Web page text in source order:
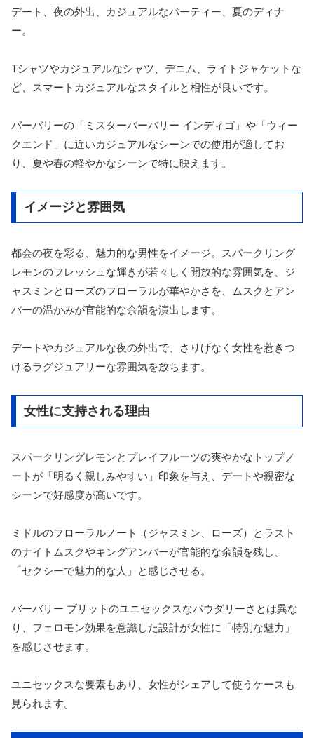
デート、夜の外出、カジュアルなパーティー、夏のディナ
ー。
Tシャツやカジュアルなシャツ、デニム、ライトジャケットな
ど、スマートカジュアルなスタイルと相性が良いです。
バーバリーの「ミスターバーバリー インディゴ」や「ウィー
クエンド」に近いカジュアルなシーンでの使用が適してお
り、夏や春の軽やかなシーンで特に映えます。
イメージと雰囲気
都会の夜を彩る、魅力的な男性をイメージ。スパークリング
レモンのフレッシュな輝きが若々しく開放的な雰囲気を、ジ
ャスミンとローズのフローラルが華やかさを、ムスクとアン
バーの温かみが官能的な余韻を演出します。
デートやカジュアルな夜の外出で、さりげなく女性を惹きつ
けるラグジュアリーな雰囲気を放ちます。
女性に支持される理由
スパークリングレモンとプレイフルーツの爽やかなトップノ
ートが「明るく親しみやすい」印象を与え、デートや親密な
シーンで好感度が高いです。
ミドルのフローラルノート（ジャスミン、ローズ）とラスト
のナイトムスクやキングアンバーが官能的な余韻を残し、
「セクシーで魅力的な人」と感じさせる。
バーバリー ブリットのユニセックスなパウダリーさとは異な
り、フェロモン効果を意識した設計が女性に「特別な魅力」
を感じさせます。
ユニセックスな要素もあり、女性がシェアして使うケースも
見られます。